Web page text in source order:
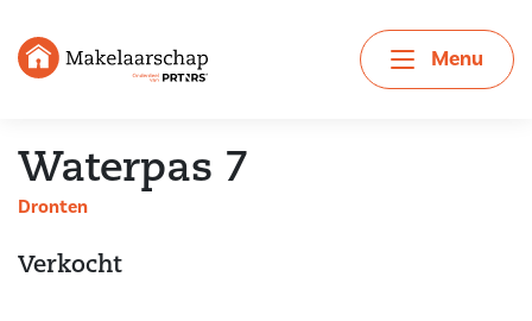
Menu
Waterpas 7
Dronten
Verkocht